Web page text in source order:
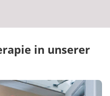
in unserer